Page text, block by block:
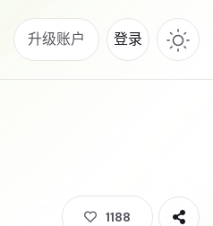
升级账户 登录
1188